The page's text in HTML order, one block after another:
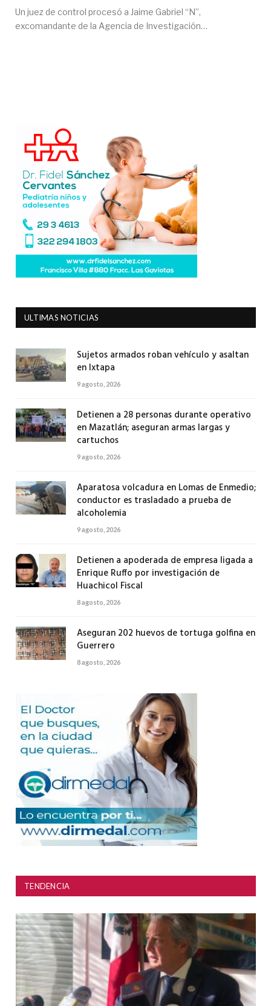
Un juez de control procesó a Jaime Gabriel “N”,
excomandante de la Agencia de Investigación…
ULTIMAS NOTICIAS
Sujetos armados roban vehículo y asaltan
en Ixtapa
9 agosto, 2026
Detienen a 28 personas durante operativo
en Mazatlán; aseguran armas largas y
cartuchos
9 agosto, 2026
Aparatosa volcadura en Lomas de Enmedio;
conductor es trasladado a prueba de
alcoholemia
9 agosto, 2026
Detienen a apoderada de empresa ligada a
Enrique Ruffo por investigación de
Huachicol Fiscal
8 agosto, 2026
Aseguran 202 huevos de tortuga golfina en
Guerrero
8 agosto, 2026
TENDENCIA